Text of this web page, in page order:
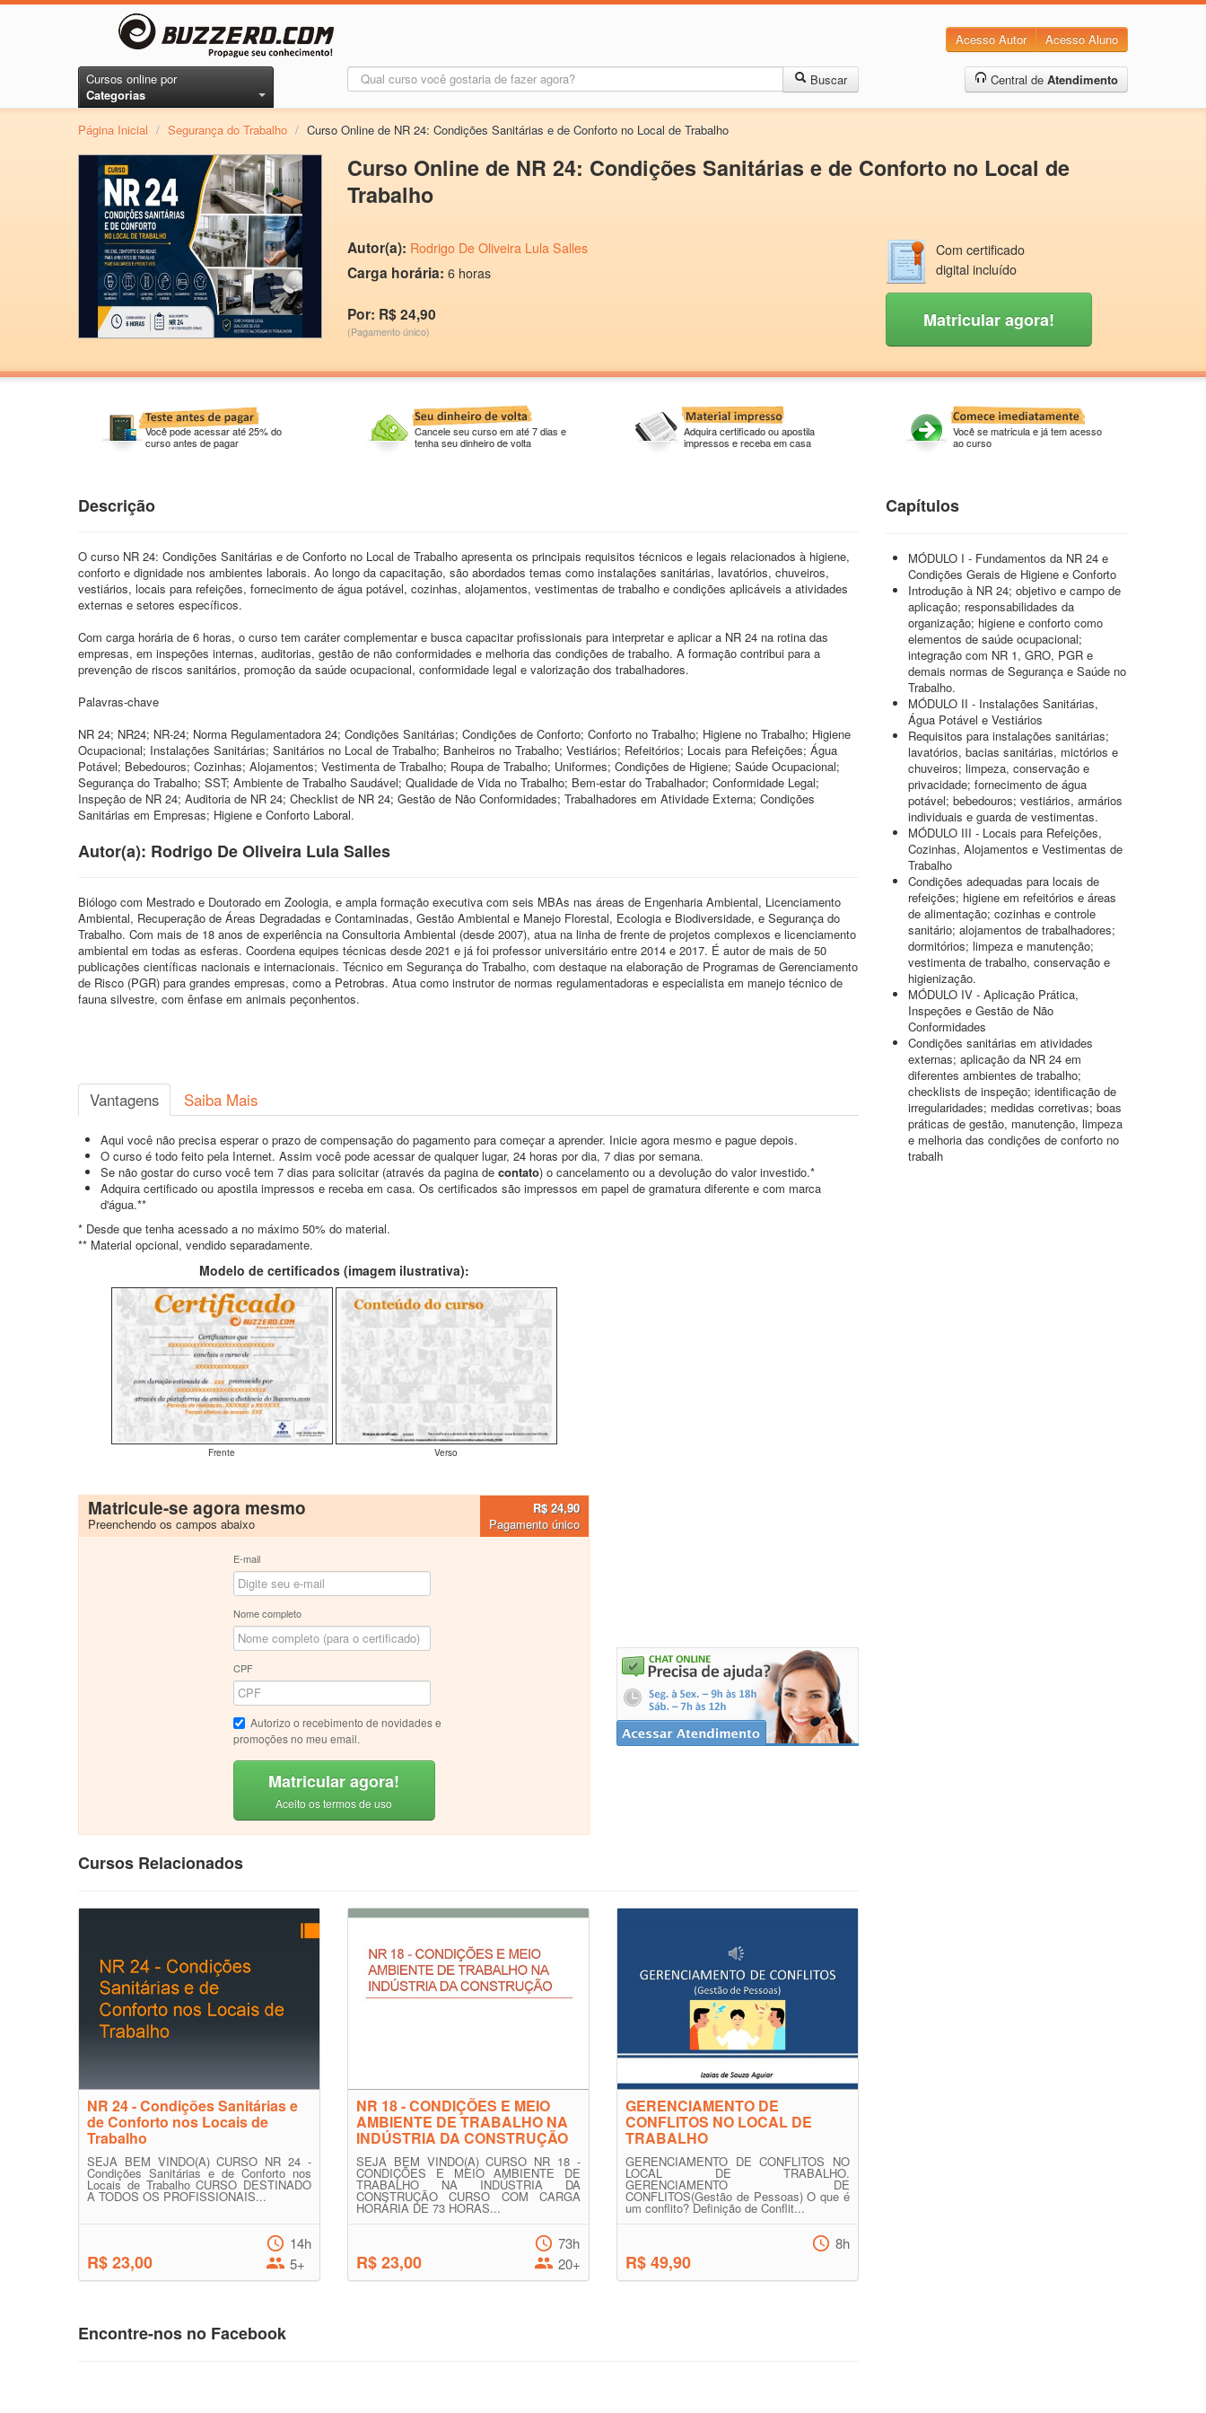
Acesso Autor Acesso Aluno
Cursos online por
Categorias
Buscar Central de Atendimento
Página Inicial / Segurança do Trabalho / Curso Online de NR 24: Condições Sanitárias e de Conforto no Local de Trabalho
Curso Online de NR 24: Condições Sanitárias e de Conforto no Local de
Trabalho
Autor(a): Rodrigo De Oliveira Lula Salles
Carga horária: 6 horas
Por: R$ 24,90
(Pagamento único)
Com certificado
digital incluído
Matricular agora!
Você pode acessar até 25% do
curso antes de pagar
Cancele seu curso em até 7 dias e
tenha seu dinheiro de volta
Adquira certificado ou apostila
impressos e receba em casa
Você se matricula e já tem acesso
ao curso
Descrição
O curso NR 24: Condições Sanitárias e de Conforto no Local de Trabalho apresenta os principais requisitos técnicos e legais relacionados à higiene,
conforto e dignidade nos ambientes laborais. Ao longo da capacitação, são abordados temas como instalações sanitárias, lavatórios, chuveiros,
vestiários, locais para refeições, fornecimento de água potável, cozinhas, alojamentos, vestimentas de trabalho e condições aplicáveis a atividades
externas e setores específicos.
Com carga horária de 6 horas, o curso tem caráter complementar e busca capacitar profissionais para interpretar e aplicar a NR 24 na rotina das
empresas, em inspeções internas, auditorias, gestão de não conformidades e melhoria das condições de trabalho. A formação contribui para a
prevenção de riscos sanitários, promoção da saúde ocupacional, conformidade legal e valorização dos trabalhadores.
Palavras-chave
NR 24; NR24; NR-24; Norma Regulamentadora 24; Condições Sanitárias; Condições de Conforto; Conforto no Trabalho; Higiene no Trabalho; Higiene
Ocupacional; Instalações Sanitárias; Sanitários no Local de Trabalho; Banheiros no Trabalho; Vestiários; Refeitórios; Locais para Refeições; Água
Potável; Bebedouros; Cozinhas; Alojamentos; Vestimenta de Trabalho; Roupa de Trabalho; Uniformes; Condições de Higiene; Saúde Ocupacional;
Segurança do Trabalho; SST; Ambiente de Trabalho Saudável; Qualidade de Vida no Trabalho; Bem-estar do Trabalhador; Conformidade Legal;
Inspeção de NR 24; Auditoria de NR 24; Checklist de NR 24; Gestão de Não Conformidades; Trabalhadores em Atividade Externa; Condições
Sanitárias em Empresas; Higiene e Conforto Laboral.
Autor(a): Rodrigo De Oliveira Lula Salles
Biólogo com Mestrado e Doutorado em Zoologia, e ampla formação executiva com seis MBAs nas áreas de Engenharia Ambiental, Licenciamento
Ambiental, Recuperação de Áreas Degradadas e Contaminadas, Gestão Ambiental e Manejo Florestal, Ecologia e Biodiversidade, e Segurança do
Trabalho. Com mais de 18 anos de experiência na Consultoria Ambiental (desde 2007), atua na linha de frente de projetos complexos e licenciamento
ambiental em todas as esferas. Coordena equipes técnicas desde 2021 e já foi professor universitário entre 2014 e 2017. É autor de mais de 50
publicações científicas nacionais e internacionais. Técnico em Segurança do Trabalho, com destaque na elaboração de Programas de Gerenciamento
de Risco (PGR) para grandes empresas, como a Petrobras. Atua como instrutor de normas regulamentadoras e especialista em manejo técnico de
fauna silvestre, com ênfase em animais peçonhentos.
Vantagens Saiba Mais
Aqui você não precisa esperar o prazo de compensação do pagamento para começar a aprender. Inicie agora mesmo e pague depois.
O curso é todo feito pela Internet. Assim você pode acessar de qualquer lugar, 24 horas por dia, 7 dias por semana.
Se não gostar do curso você tem 7 dias para solicitar (através da pagina de contato) o cancelamento ou a devolução do valor investido.*
Adquira certificado ou apostila impressos e receba em casa. Os certificados são impressos em papel de gramatura diferente e com marca
d'água.**
* Desde que tenha acessado a no máximo 50% do material.
** Material opcional, vendido separadamente.
Modelo de certificados (imagem ilustrativa):
Frente Verso
Matricule-se agora mesmo
Preenchendo os campos abaixo
R$ 24,90
Pagamento único
E-mail
Nome completo
CPF
Autorizo o recebimento de novidades e
promoções no meu email.
Matricular agora!
Aceito os termos de uso
Cursos Relacionados
NR 24 - Condições Sanitárias e
de Conforto nos Locais de
Trabalho
SEJA BEM VINDO(A) CURSO NR 24 -
Condições Sanitárias e de Conforto nos
Locais de Trabalho CURSO DESTINADO
A TODOS OS PROFISSIONAIS...
R$ 23,00
14h
5+
NR 18 - CONDIÇÕES E MEIO
AMBIENTE DE TRABALHO NA
INDÚSTRIA DA CONSTRUÇÃO
SEJA BEM VINDO(A) CURSO NR 18 -
CONDIÇÕES E MEIO AMBIENTE DE
TRABALHO NA INDÚSTRIA DA
CONSTRUÇÃO CURSO COM CARGA
HORÁRIA DE 73 HORAS...
R$ 23,00
73h
20+
GERENCIAMENTO DE
CONFLITOS NO LOCAL DE
TRABALHO
GERENCIAMENTO DE CONFLITOS NO
LOCAL DE TRABALHO.
GERENCIAMENTO DE
CONFLITOS(Gestão de Pessoas) O que é
um conflito? Definição de Conflit...
R$ 49,90
8h
Encontre-nos no Facebook
Capítulos
MÓDULO I - Fundamentos da NR 24 e
Condições Gerais de Higiene e Conforto
Introdução à NR 24; objetivo e campo de
aplicação; responsabilidades da
organização; higiene e conforto como
elementos de saúde ocupacional;
integração com NR 1, GRO, PGR e
demais normas de Segurança e Saúde no
Trabalho.
MÓDULO II - Instalações Sanitárias,
Água Potável e Vestiários
Requisitos para instalações sanitárias;
lavatórios, bacias sanitárias, mictórios e
chuveiros; limpeza, conservação e
privacidade; fornecimento de água
potável; bebedouros; vestiários, armários
individuais e guarda de vestimentas.
MÓDULO III - Locais para Refeições,
Cozinhas, Alojamentos e Vestimentas de
Trabalho
Condições adequadas para locais de
refeições; higiene em refeitórios e áreas
de alimentação; cozinhas e controle
sanitário; alojamentos de trabalhadores;
dormitórios; limpeza e manutenção;
vestimenta de trabalho, conservação e
higienização.
MÓDULO IV - Aplicação Prática,
Inspeções e Gestão de Não
Conformidades
Condições sanitárias em atividades
externas; aplicação da NR 24 em
diferentes ambientes de trabalho;
checklists de inspeção; identificação de
irregularidades; medidas corretivas; boas
práticas de gestão, manutenção, limpeza
e melhoria das condições de conforto no
trabalh